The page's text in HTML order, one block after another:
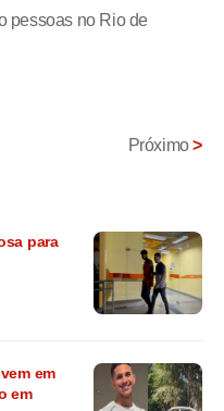
pessoas no Rio de
Próximo>
para
em
em